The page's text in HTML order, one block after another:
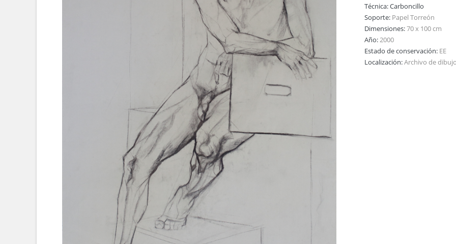
Técnica:Carboncillo
Soporte: Papel Torreón
Dimensiones:70 x 100 cm
Año:2000
Estado de conservación: EE
Localización:Archivo de